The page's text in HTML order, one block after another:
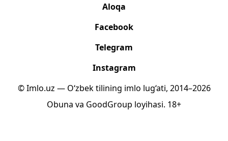
Aloqa
Facebook
Telegram
Instagram
© Imlo.uz — O‘zbek tilining imlo lug‘ati, 2014–2026
Obuna va GoodGroup loyihasi. 18+